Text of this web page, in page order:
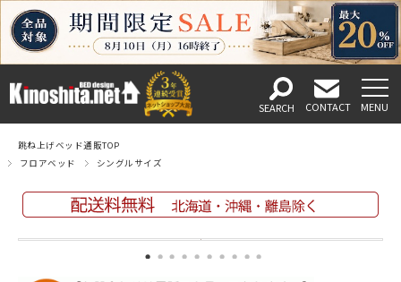
跳ね上げベッド通販TOP
フロアベッド
シングルサイズ